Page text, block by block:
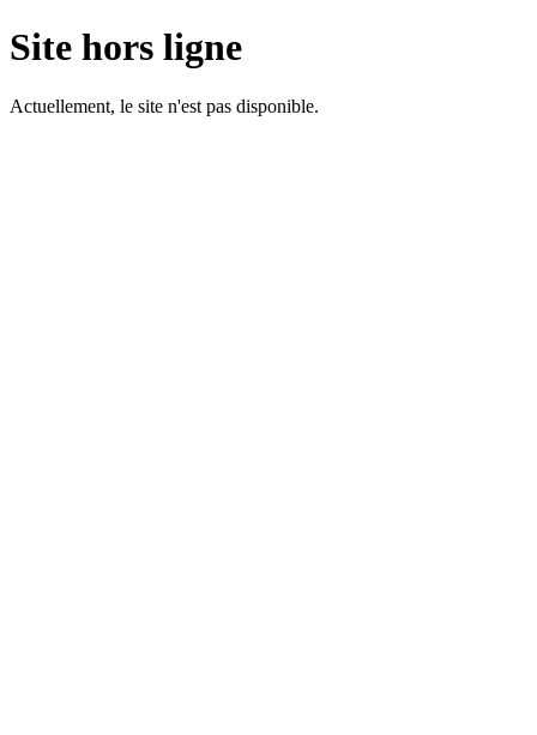
Site hors ligne
Actuellement, le site n'est pas disponible.